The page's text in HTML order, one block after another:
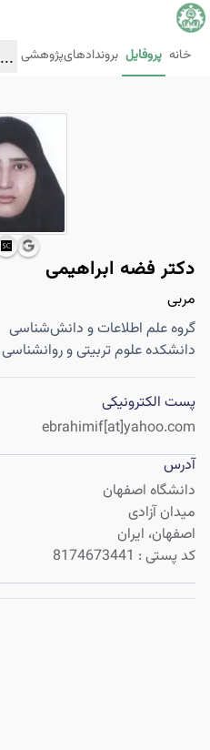
خانه پروفایل بروندادهای‌پژوهشی ...
دکتر فضه ابراهیمی
مربی
گروه علم اطلاعات و دانش‌شناسی
دانشکده علوم تربیتی و روانشناسی
پست الکترونیکی
ebrahimif[at]yahoo.com
آدرس
اصفهان، ایران
کد پستی :
8174673441